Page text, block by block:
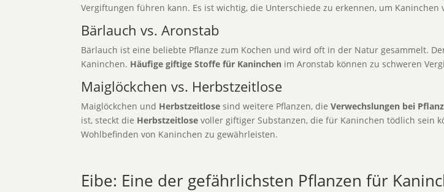
Vergiftungen führen kann. Es ist wichtig, die Unterschiede zu erkennen, um
Bärlauch vs. Aronstab
Bärlauch ist eine beliebte Pflanze zum Kochen und wird oft in der Natur gesammelt.
Kaninchen. Häufige giftige Stoffe für Kaninchen im Aronstab können zu schweren
Maiglöckchen vs. Herbstzeitlose
Maiglöckchen und Herbstzeitlose sind weitere Pflanzen, die Verwechslungen bei
ist, steckt die Herbstzeitlose voller giftiger Substanzen, die für Kaninchen tödlich sein
Wohlbefinden von Kaninchen zu gewährleisten.
Eibe: Eine der gefährlichsten Pflanzen für